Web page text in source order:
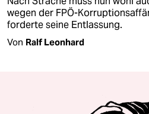
wegen der FPÖ-
forderte seine Entlassung.
Von Ralf Leonhard